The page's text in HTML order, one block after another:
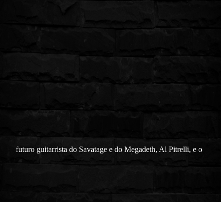
futuro guitarrista do Savatage e do Megadeth, Al Pitrelli, e o